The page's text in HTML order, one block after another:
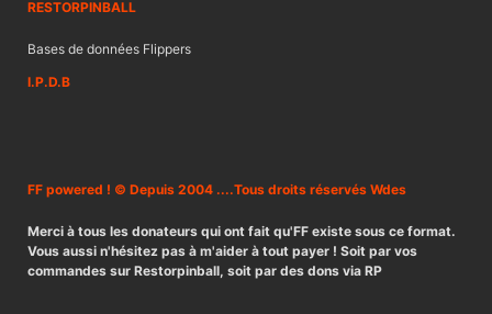
RESTORPINBALL
Bases de données Flippers
I.P.D.B
FF powered ! © Depuis 2004 ....Tous droits réservés Wdes
Merci à tous les donateurs qui ont fait qu'FF existe sous ce format.
Vous aussi n'hésitez pas à m'aider à tout payer ! Soit par vos
commandes sur Restorpinball, soit par des dons via RP